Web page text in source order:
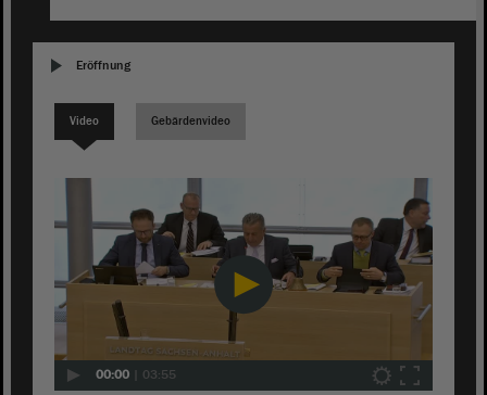
Eröffnung
Video Gebärdenvideo
00:00 03:55